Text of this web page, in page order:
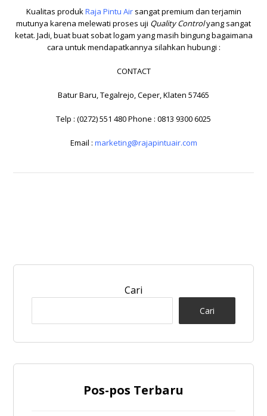
Kualitas produkRaja Pintu Airsangat premium dan terjamin
mutunya karena melewati proses uji Quality Controlyang sangat
ketat. Jadi, buat buat sobat logam yang masih bingung bagaimana
cara untuk mendapatkannya silahkan hubungi :
CONTACT
Batur Baru, Tegalrejo, Ceper, Klaten 57465
Telp : (0272) 551 480 Phone : 0813 9300 6025
Email : marketing@rajapintuair.com
Cari
Cari
Pos-pos Terbaru